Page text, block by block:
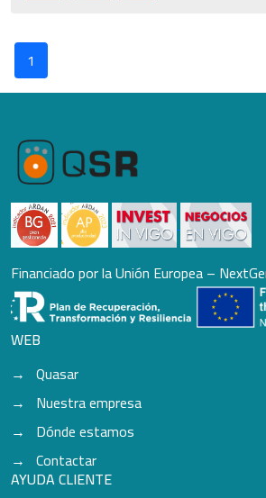
1
Financiado por la Unión Europea –
WEB
Quasar
Nuestra empresa
Dónde estamos
Contactar
AYUDA CLIENTE